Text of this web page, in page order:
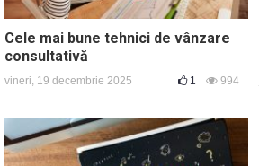
Cele mai bune tehnici de vânzare
consultativă
vineri, 19 decembrie 2025 1 994